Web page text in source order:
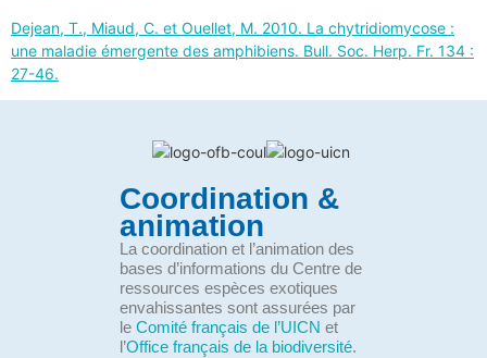
Dejean, T., Miaud, C. et Ouellet, M. 2010. La chytridiomycose :
une maladie émergente des amphibiens. Bull. Soc. Herp. Fr. 134 :
27-46.
Coordination &
animation
La coordination et l’animation des
bases d’informations du Centre de
ressources espèces exotiques
envahissantes sont assurées par
le Comité français de l’UICN et
l’Office français de la biodiversité.